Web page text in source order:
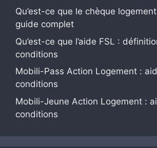
Qu’est-ce que le chèque
guide complet
Qu’est-ce que l’aide FSL :
conditions
Mobili-Pass Action Logement :
conditions
Mobili-Jeune Action Logement :
conditions